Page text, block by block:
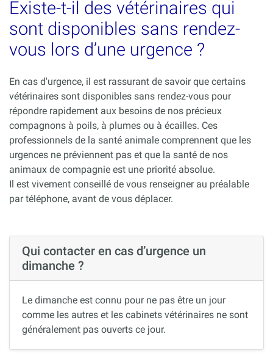
Existe-t-il des vétérinaires qui
sont disponibles sans rendez-
vous lors d’une urgence ?
En cas d'urgence, il est rassurant de savoir que certains
vétérinaires sont disponibles sans rendez-vous pour
répondre rapidement aux besoins de nos précieux
compagnons à poils, à plumes ou à écailles. Ces
professionnels de la santé animale comprennent que les
urgences ne préviennent pas et que la santé de nos
animaux de compagnie est une priorité absolue.
Il est vivement conseillé de vous renseigner au préalable
par téléphone, avant de vous déplacer.
Qui contacter en cas d’urgence un
dimanche ?
Le dimanche est connu pour ne pas être un jour
comme les autres et les cabinets vétérinaires ne sont
généralement pas ouverts ce jour.